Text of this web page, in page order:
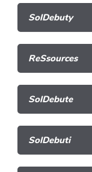
SolDebuty
ReSsources
SolDebute
SolDebuti